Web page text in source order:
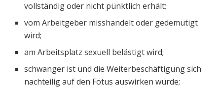
vollständig oder nicht pünktlich erhält;
vom Arbeitgeber misshandelt oder gedemütigt
wird;
am Arbeitsplatz sexuell belästigt wird;
schwanger ist und die Weiterbeschäftigung sich
nachteilig auf den Fötus auswirken würde;